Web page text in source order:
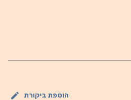
הוספת ביקורת